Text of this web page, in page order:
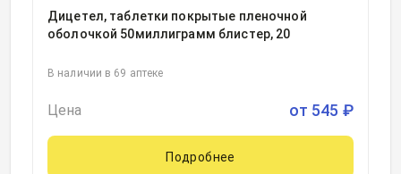
Дицетел, таблетки покрытые пленочной
оболочкой 50миллиграмм блистер, 20
В наличии в 69 аптеке
Цена от 545 ₽
Подробнее